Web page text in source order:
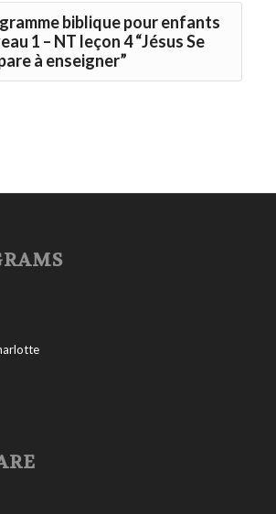
biblique pour enfants
1 – NT leçon 4 “Jésus Se
à enseigner”